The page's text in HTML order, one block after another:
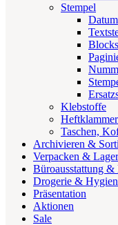
Stempel
Klebstoffe
Taschen,
Archivieren &
Verpacken &
Büroausstattung
Drogerie &
Präsentation
Aktionen
Sale